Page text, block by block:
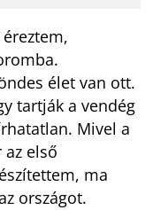
élet van ott.
tartják a vendég
Mivel a
első
ma
országot.